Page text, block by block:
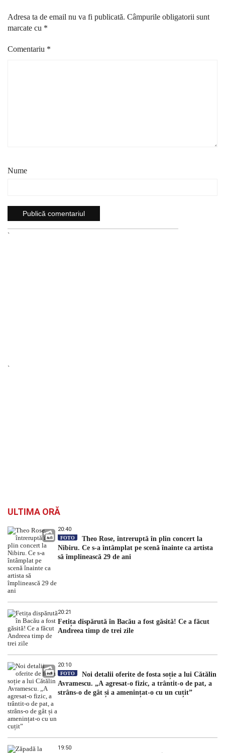
Adresa ta de email nu va fi publicată. Câmpurile obligatorii sunt
marcate cu *
Comentariu *
Nume
`
`
ULTIMA ORĂ
20:40
FOTO
Theo Rose, întreruptă în plin concert la
Nibiru. Ce s-a întâmplat pe scenă înainte ca artista
să împlinească 29 de ani
20:21
Fetița dispărută în Bacău a fost găsită! Ce a făcut
Andreea timp de trei zile
20:10
FOTO
Noi detalii oferite de fosta soție a lui Cătălin
Avramescu. „A agresat-o fizic, a trântit-o de pat, a
strâns-o de gât și a amenințat-o cu un cuțit”
19:50